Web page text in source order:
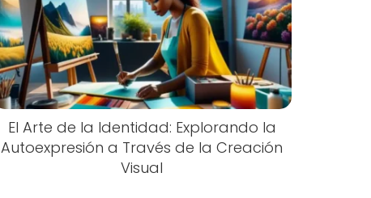
El Arte de la Identidad: Explorando la
Autoexpresión a Través de la Creación
Visual